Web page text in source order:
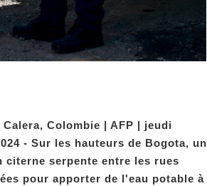
Calera, Colombie | AFP | jeudi
- Sur les hauteurs de Bogota, un
citerne serpente entre les rues
pour apporter de l'eau potable à